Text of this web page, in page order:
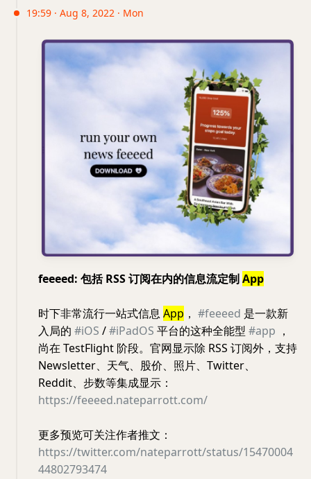
19:59 · Aug 8, 2022 · Mon
feeeed: 包括 RSS 订阅在内的信息流定制App
时下非常流行一站式信息App ， #feeeed 是一款新
入局的 #iOS /#iPadOS 平台的这种全能型 #app ，
尚在 TestFlight 阶段。官网显示除 RSS 订阅外，支持
Newsletter、天气、股价、照片、Twitter、
Reddit、步数等集成显示：
https://feeeed.nateparrott.com/
更多预览可关注作者推文：
https://twitter.com/nateparrott/status/15470004
44802793474